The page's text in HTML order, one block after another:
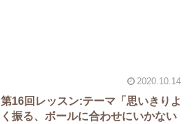
2020.10.14
第16回レッスン:テーマ「思いきりよ
く振る、ボールに合わせにいかない